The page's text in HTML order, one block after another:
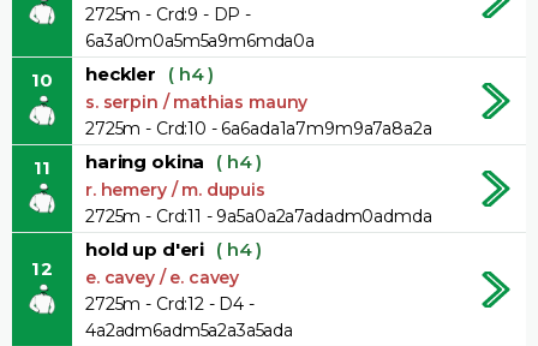
2725m - Crd:9 - DP -
6a3a0m0a5m5a9m6mda0a
10 heckler ( h4 )
s. serpin / mathias mauny
2725m - Crd:10 - 6a6ada1a7m9m9a7a8a2a
11 haring okina ( h4 )
r. hemery / m. dupuis
2725m - Crd:11 - 9a5a0a2a7adadm0admda
12
hold up d'eri ( h4 )
e. cavey / e. cavey
2725m - Crd:12 - D4 -
4a2adm6adm5a2a3a5ada